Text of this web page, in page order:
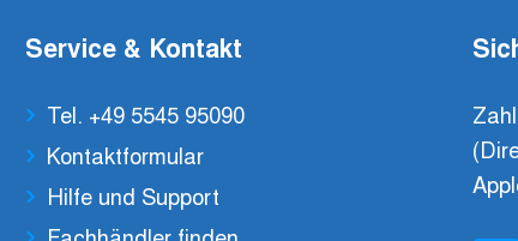
Service & Kontakt
Tel. +49 5545 95090
Kontaktformular
Hilfe und Support